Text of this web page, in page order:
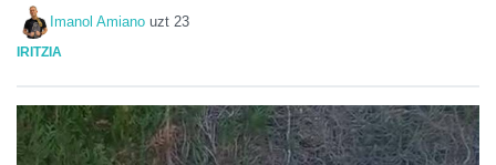
Imanol Amiano uzt 23
IRITZIA